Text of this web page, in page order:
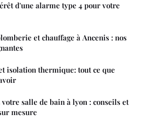
d'une alarme type 4 pour votre
et chauffage à Ancenis : nos
isolation thermique: tout ce que
salle de bain à lyon : conseils et
mesure